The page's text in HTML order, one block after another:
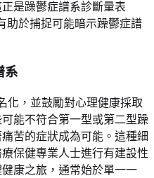
是躁鬱症譜系診斷量表
助於捕捉可能暗示躁鬱症譜
系
化，並鼓勵對心理健康採取
能不符合第一型或第二型躁
苦的症狀成為可能。這種細
保健專業人士進行有建設性
康之旅，通常始於單一一